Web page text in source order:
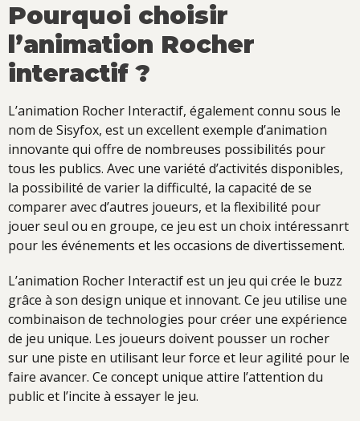
Pourquoi choisir
l’animation Rocher
interactif ?
L’animation Rocher Interactif, également connu sous le
nom de Sisyfox, est un excellent exemple d’animation
innovante qui offre de nombreuses possibilités pour
tous les publics. Avec une variété d’activités disponibles,
la possibilité de varier la difficulté, la capacité de se
comparer avec d’autres joueurs, et la flexibilité pour
jouer seul ou en groupe, ce jeu est un choix intéressanrt
pour les événements et les occasions de divertissement.
L’animation Rocher Interactif est un jeu qui crée le buzz
grâce à son design unique et innovant. Ce jeu utilise une
combinaison de technologies pour créer une expérience
de jeu unique. Les joueurs doivent pousser un rocher
sur une piste en utilisant leur force et leur agilité pour le
faire avancer. Ce concept unique attire l’attention du
public et l’incite à essayer le jeu.